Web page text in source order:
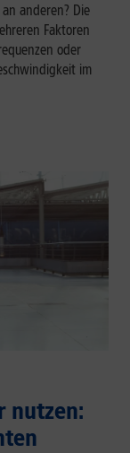
anderen? Die
Faktoren
oder
im
nutzen: